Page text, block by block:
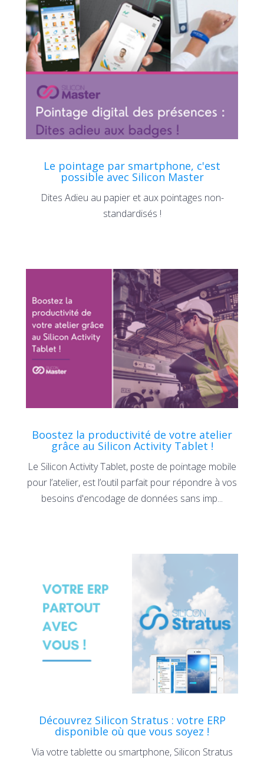
Le pointage par smartphone, c'est
possible avec Silicon Master
Dites Adieu au papier et aux pointages non-
standardisés !
Boostez la productivité de votre atelier
grâce au Silicon Activity Tablet !
Le Silicon Activity Tablet, poste de pointage mobile
pour l’atelier, est l’outil parfait pour répondre à vos
besoins d'encodage de données sans imp...
Découvrez Silicon Stratus : votre ERP
disponible où que vous soyez !
Via votre tablette ou smartphone, Silicon Stratus